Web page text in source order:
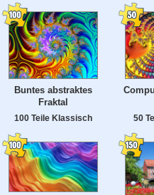
Buntes abstraktes
Fraktal
100 Teile Klassisch 50